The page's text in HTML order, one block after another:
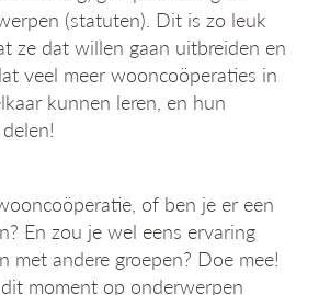
(statuten). Dit is zo leuk
ze dat willen gaan uitbreiden en
veel meer wooncoöperaties in
kunnen leren, en hun
of ben je er een
En zou je wel eens ervaring
met andere groepen? Doe mee!
moment op onderwerpen